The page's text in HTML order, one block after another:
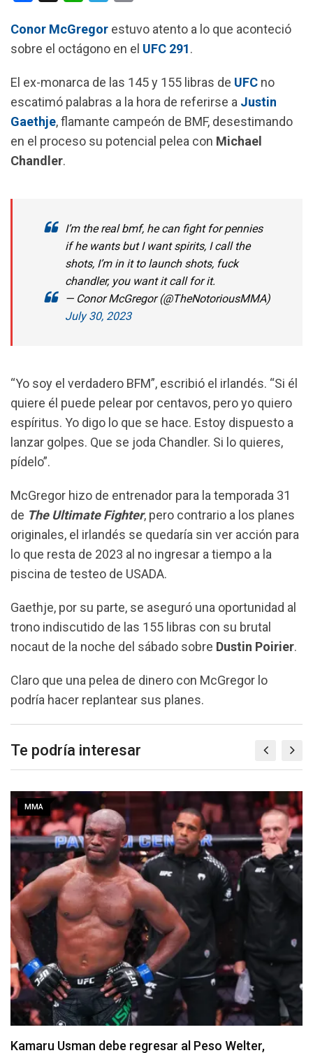
c
e
o
o
k
a
t
A
p
p
e
r
a
m
a
i
Conor McGregor estuvo atento a lo que aconteció
sobre el octágono en el UFC 291.
El ex-monarca de las 145 y 155 libras de UFC no
escatimó palabras a la hora de referirse a Justin
Gaethje, flamante campeón de BMF, desestimando
en el proceso su potencial pelea con Michael
Chandler.
I’m the real bmf, he can fight for pennies
if he wants but I want spirits, I call the
shots, I’m in it to launch shots, fuck
chandler, you want it call for it.
— Conor McGregor (@TheNotoriousMMA)
July 30, 2023
“Yo soy el verdadero BFM”, escribió el irlandés. “Si él
quiere él puede pelear por centavos, pero yo quiero
espíritus. Yo digo lo que se hace. Estoy dispuesto a
lanzar golpes. Que se joda Chandler. Si lo quieres,
pídelo”.
McGregor hizo de entrenador para la temporada 31
de The Ultimate Fighter, pero contrario a los planes
originales, el irlandés se quedaría sin ver acción para
lo que resta de 2023 al no ingresar a tiempo a la
piscina de testeo de USADA.
Gaethje, por su parte, se aseguró una oportunidad al
trono indiscutido de las 155 libras con su brutal
nocaut de la noche del sábado sobre Dustin Poirier.
Claro que una pelea de dinero con McGregor lo
podría hacer replantear sus planes.
Te podría interesar
MMA
Resultados de los pesajes del UFC Vegas 120: